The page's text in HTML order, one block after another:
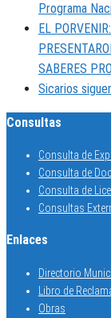
Programa
EL
SABERES
Sicarios
Consultas
Consulta de
Consulta de
Consulta de
Consultas
Enlaces
Directorio
Libro de
Obras